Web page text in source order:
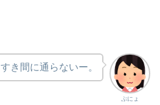
ぷにょ
すき間に通らないー。